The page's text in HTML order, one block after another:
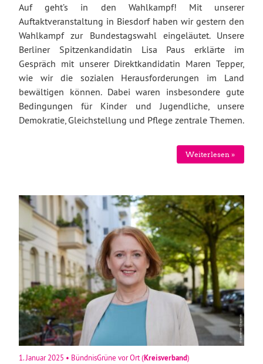
Auf geht’s in den Wahlkampf! Mit unserer
Auftaktveranstaltung in Biesdorf haben wir gestern den
Wahlkampf zur Bundestagswahl eingeläutet. Unsere
Berliner Spitzenkandidatin Lisa Paus erklärte im
Gespräch mit unserer Direktkandidatin Maren Tepper,
wie wir die sozialen Herausforderungen im Land
bewältigen können. Dabei waren insbesondere gute
Bedingungen für Kinder und Jugendliche, unsere
Demokratie, Gleichstellung und Pflege zentrale Themen.
Weiterlesen »
1. Januar 2025 • BündnisGrüne vor Ort(Kreisverband)